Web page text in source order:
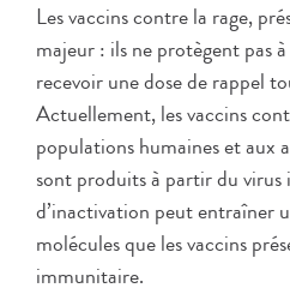
Les vaccins contre la rage,
majeur : ils ne protègent pas
recevoir une dose de rappel
Actuellement, les vaccins
populations humaines et aux
sont produits à partir du virus
d’inactivation peut entraîner
molécules que les vaccins
immunitaire.